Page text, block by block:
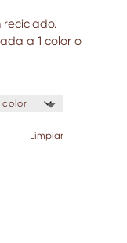
reciclado.
a 1 color o
Limpiar